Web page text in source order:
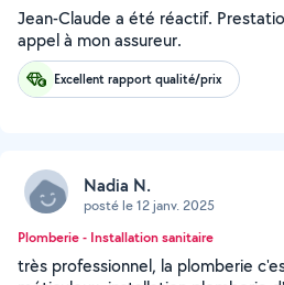
Jean-Claude a été réactif.
appel à mon assureur.
Excellent rapport qualité/prix
Nadia N.
posté le 12 janv. 2025
Plomberie - Installation sanitaire
très professionnel, la plomberie